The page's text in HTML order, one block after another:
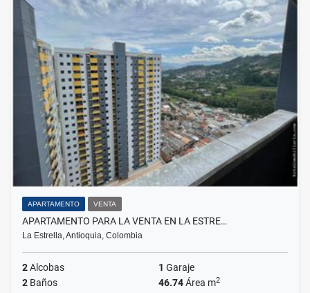
APARTAMENTO VENTA
APARTAMENTO PARA LA VENTA EN LA ESTRE…
La Estrella, Antioquia, Colombia
2Alcobas 1 Garaje
2 Baños 46.74Área m2